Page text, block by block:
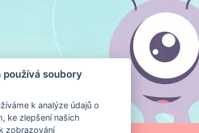
soubory
k analýze údajů o
ke zlepšení našich
zobrazování